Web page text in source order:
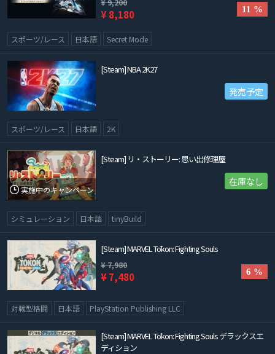
¥ 8,180 11 %
スポーツ/レース 日本語 Secret Mode
[Steam] NBA 2K27
発売予定
スポーツ/レース 日本語 2K
実施中のキャンペーン
[Steam] リ・ストーリー: 思い出修理屋
在庫なし
シミュレーション 日本語 tinyBuild
[Steam] MARVEL Tōkon: Fighting Souls
¥ 7,980
¥ 7,480 6 %
対戦型格闘 日本語 PlayStation Publishing LLC
[Steam] MARVEL Tōkon: Fighting Souls デラックスエ
ディション